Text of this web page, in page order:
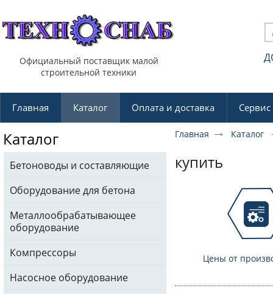
Официальный поставщик малой
строительной техники
Главная Каталог Оплата и доставка
Каталог
Бетоноводы и составляющие
Оборудование для бетона
Металлообрабатывающее
оборудование
Компрессоры
Насосное оборудование
Главная Каталог
купить
Цены от